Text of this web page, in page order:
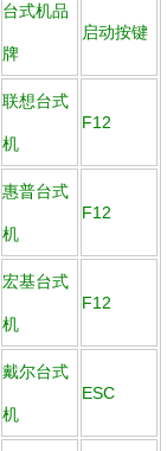
台式机品
牌
启动按键
联想台式
机
F12
惠普台式
机
F12
宏基台式
机
F12
戴尔台式
机
ESC